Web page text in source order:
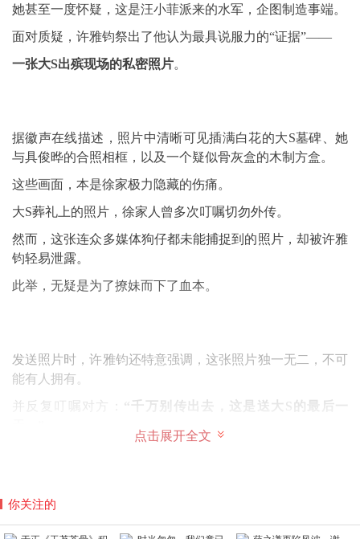
她甚至一度怀疑，这是汪小菲派来的水军，企图制造事端。
面对质疑，许雅钧祭出了他认为最具说服力的“证据”——
一张大S出殡现场的私密照片。
据徽声在线描述，照片中清晰可见插满白花的大S墓碑、她
与具俊晔的合照相框，以及一个疑似骨灰盒的木制方盒。
这些画面，本是徐家极力隐藏的伤痛。
大S葬礼上的照片，徐家人曾多次叮嘱切勿外传。
然而，这张连众多媒体狗仔都未能捕捉到的照片，却被许雅
钧轻易泄露。
此举，无疑是为了撩妹而下了血本。
发送照片时，许雅钧还特意强调，这张照片独一无二，不可
能有人拥有。
并反复叮嘱对方： “千万别传出去，这是送大S的最后一
点击展开全文
你关注的